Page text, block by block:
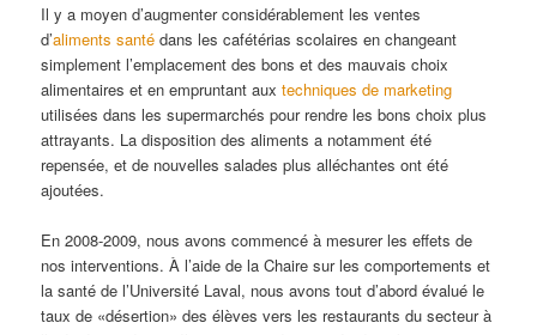
Il y a moyen d’augmenter considérablement les ventes
d’aliments santé dans les cafétérias scolaires en changeant
simplement l’emplacement des bons et des mauvais choix
alimentaires et en empruntant auxtechniques de marketing
utilisées dans les supermarchés pour rendre les bons choix plus
attrayants. La disposition des aliments a notamment été
repensée, et de nouvelles salades plus alléchantes ont été
ajoutées.
En 2008-2009, nous avons commencé à mesurer les effets de
nos interventions. À l’aide de la Chaire sur les comportements et
la santé de l’Université Laval, nous avons tout d’abord évalué le
taux de «désertion» des élèves vers les restaurants du secteur à